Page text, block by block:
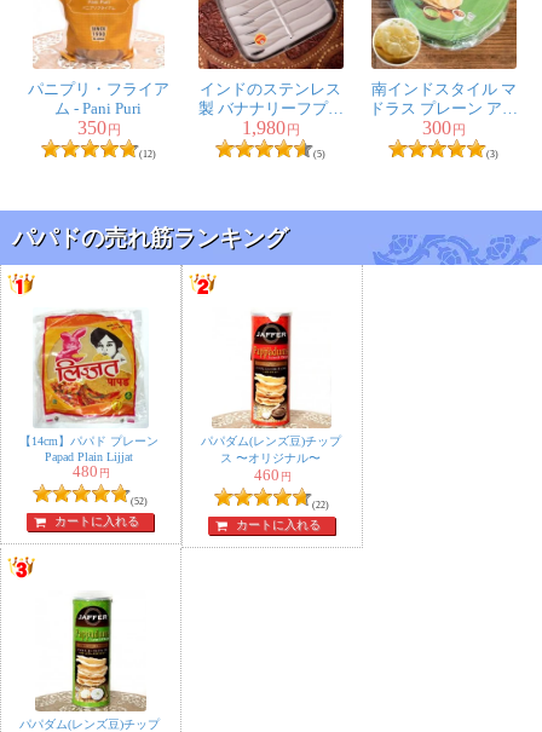
にしても美味しいですよ!?
1人
しろ様
もっと強い香りを想像していたのですが、実際はガーリ
ック感がほどよく抑えられていて、とても食べやすい印
同じシリーズの「黒胡椒」味も購入しましたが、こちら
の方が味にパンチがあります。
たとえるなら、「ガーリック」が白なら、「黒胡椒」は
黒。どちらも個性があり、交互に食べると飽きません。
気づくと手が止まらず、つい次々と食べてしまいます。
★★★ 穂苅毘沙門天様
【14cm】パパド ガーリック
パニプリ・フライア
ム - Pani Puri
350円
(12)
インドのステンレス
製 バナナリーフプレ
ート[約30.3cm]
1,980円
(5)
南インドスタイル マ
ドラス プレーン アパ
ラム（パパド） 直径
10.5cm
300円
(3)
パパドの売れ筋ランキング
【14cm】パパド プレーン
Papad Plain Lijjat
480 円
(52)
カートに入れる
パパダム(レンズ豆)チップ
ス 〜オリジナル〜
460 円
(22)
カートに入れる
パパダム(レンズ豆)チップ